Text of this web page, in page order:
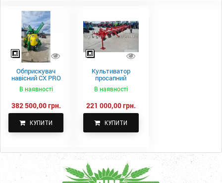
Обприскувач
навісний CX PRO
В наявності
382 500,00 грн.
КУПИТИ
Культиватор
просапний
КПН-5,6-05
В наявності
221 000,00 грн.
КУПИТИ